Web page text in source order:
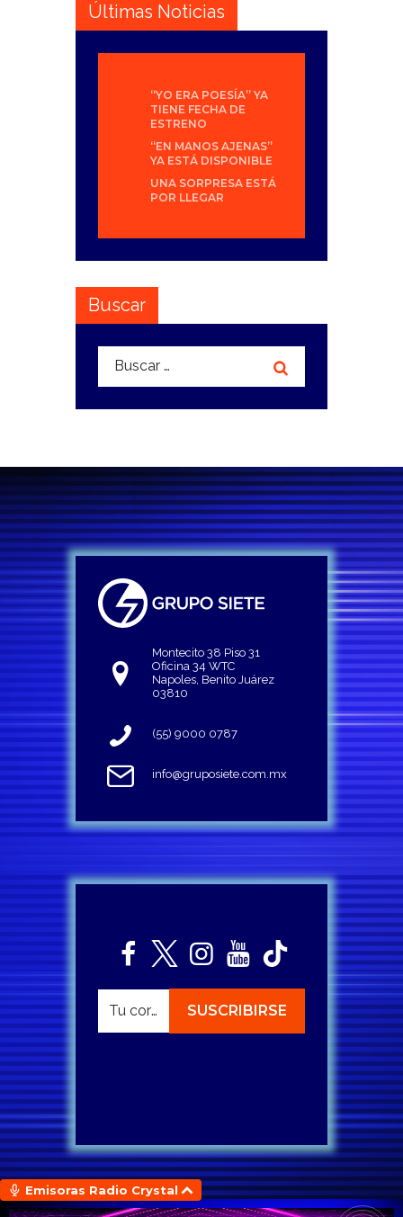
Últimas Noticias
“YO ERA POESÍA” YA
TIENE FECHA DE
ESTRENO
“EN MANOS AJENAS”
YA ESTÁ DISPONIBLE
UNA SORPRESA ESTÁ
POR LLEGAR
Buscar
Buscar:
Montecito 38 Piso 31
Oficina 34 WTC
Napoles, Benito Juárez
03810
(55) 9000 0787
info@gruposiete.com.mx
Emisoras Radio Crystal